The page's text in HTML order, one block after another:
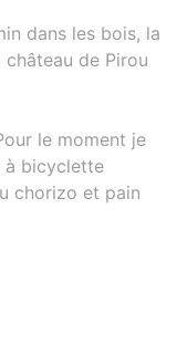
dans les bois, la
de Pirou
le moment je
à bicyclette
chorizo et pain